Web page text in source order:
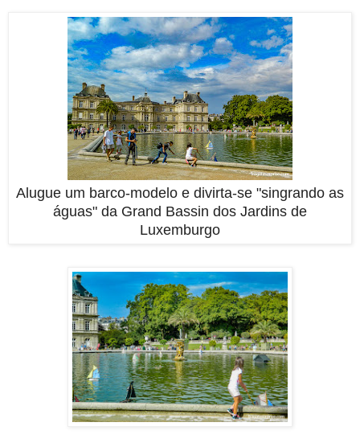
Alugue um barco-modelo e divirta-se "singrando as
águas" da Grand Bassin dos Jardins de
Luxemburgo